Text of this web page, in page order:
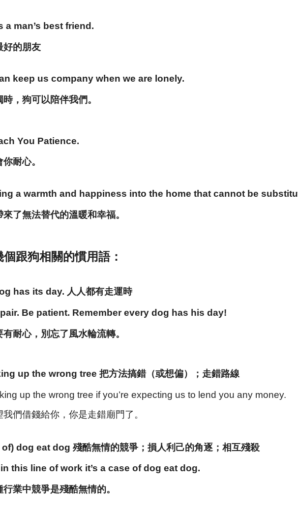
a man’s best friend.
好的朋友
keep us company when we are lonely.
，狗可以陪伴我們。
You Patience.
耐心。
a warmth and happiness into the home that cannot be
了無法替代的溫暖和幸福。
個跟狗相關的慣用語：
has its day. 人人都有走運時
Be patient. Remember every dog has his day!
有耐心，別忘了風水輪流轉。
up the wrong tree 把方法搞錯（或想偏）；走錯路線
up the wrong tree if you’re expecting us to lend you any money.
們借錢給你，你是走錯廟門了。
dog eat dog 殘酷無情的競爭；損人利己的角逐；相互殘殺
in this line of work it’s a case of dog eat dog.
業中競爭是殘酷無情的。